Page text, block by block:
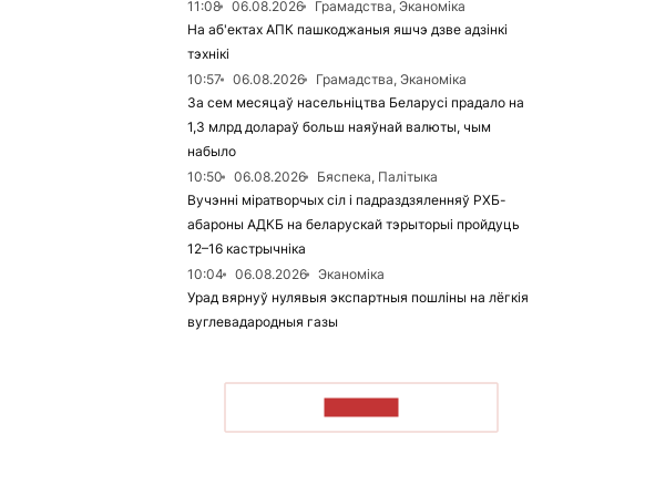
11:08
06.08.2026
Грамадства, Эканоміка
На аб'ектах АПК пашкоджаныя яшчэ дзве адзінкі
тэхнікі
10:57
06.08.2026
Грамадства, Эканоміка
За сем месяцаў насельніцтва Беларусі прадало на
1,3 млрд долараў больш наяўнай валюты, чым
набыло
10:50
06.08.2026
Бяспека, Палітыка
Вучэнні міратворчых сіл і падраздзяленняў РХБ-
абароны АДКБ на беларускай тэрыторыі пройдуць
12–16 кастрычніка
10:04
06.08.2026
Эканоміка
Урад вярнуў нулявыя экспартныя пошліны на лёгкія
вуглевадародныя газы